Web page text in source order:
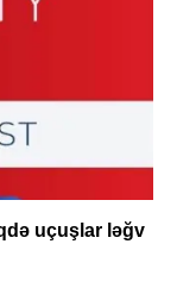
uçuşlar ləğv